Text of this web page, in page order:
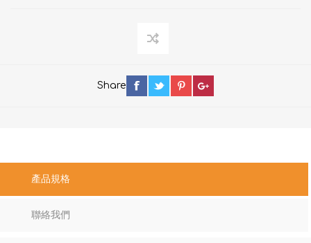
Share
產品規格
聯絡我們